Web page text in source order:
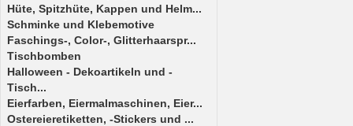
Hüte, Spitzhüte, Kappen und Helm...
Schminke und Klebemotive
Faschings-, Color-, Glitterhaarspr...
Tischbomben
Halloween - Dekoartikeln und -
Tisch...
Eierfarben, Eiermalmaschinen, Eier...
Ostereieretiketten, -Stickers und ...